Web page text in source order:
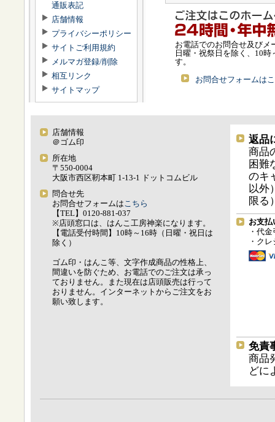
通販表記
店舗情報
プライバシーポリシー
サイトご利用規約
メルマガ登録/削除
相互リンク
サイトマップ
お電話でのお問合せ及びメ
日曜・祝祭日を除く、10
す。
お問合せフォームは
店舗情報
＠ゴム印
所在地
〒550-0004
大阪市西区靭本町 1-13-1 ドットコムビル
問合せ先
お問合せフォームはこちら
【TEL】0120-881-037
※店頭窓口は、はんこ工房神楽になります。
【電話受付時間】10時～16時（日曜・祝日は
除く）
ゴム印・はんこ等、文字作成商品の性格上、
間違いを防ぐため、お電話でのご注文は承っ
ておりません。また現在は店頭販売は行って
おりません。インターネットからご注文をお
願い致します。
返品
商品
困難
のキ
以外
限る
お支払
・代
・ク
免責
商品
どに